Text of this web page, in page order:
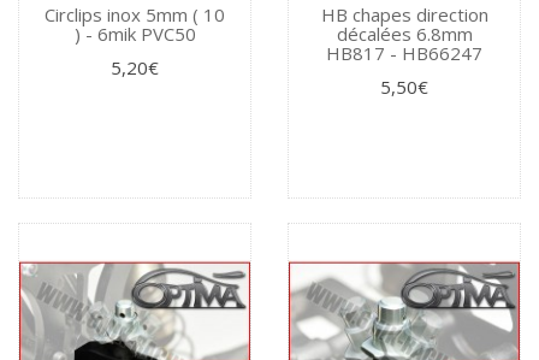
Circlips inox 5mm ( 10
) - 6mik PVC50
5,20€
HB chapes direction
décalées 6.8mm
HB817 - HB66247
5,50€